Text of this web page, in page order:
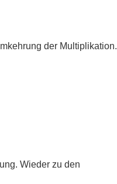
der Multiplikation.
Wieder zu den